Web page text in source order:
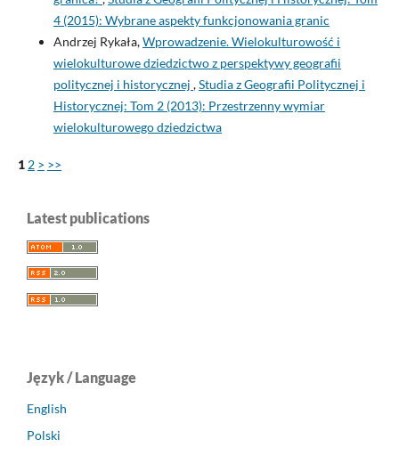
4 (2015): Wybrane aspekty funkcjonowania granic
Andrzej Rykała,Wprowadzenie. Wielokulturowość i
wielokulturowe dziedzictwo z perspektywy geografii
politycznej i historycznej ,Studia z Geografii Politycznej i
Historycznej: Tom 2 (2013): Przestrzenny wymiar
wielokulturowego dziedzictwa
1 2 > >>
Latest publications
Język / Language
English
Polski